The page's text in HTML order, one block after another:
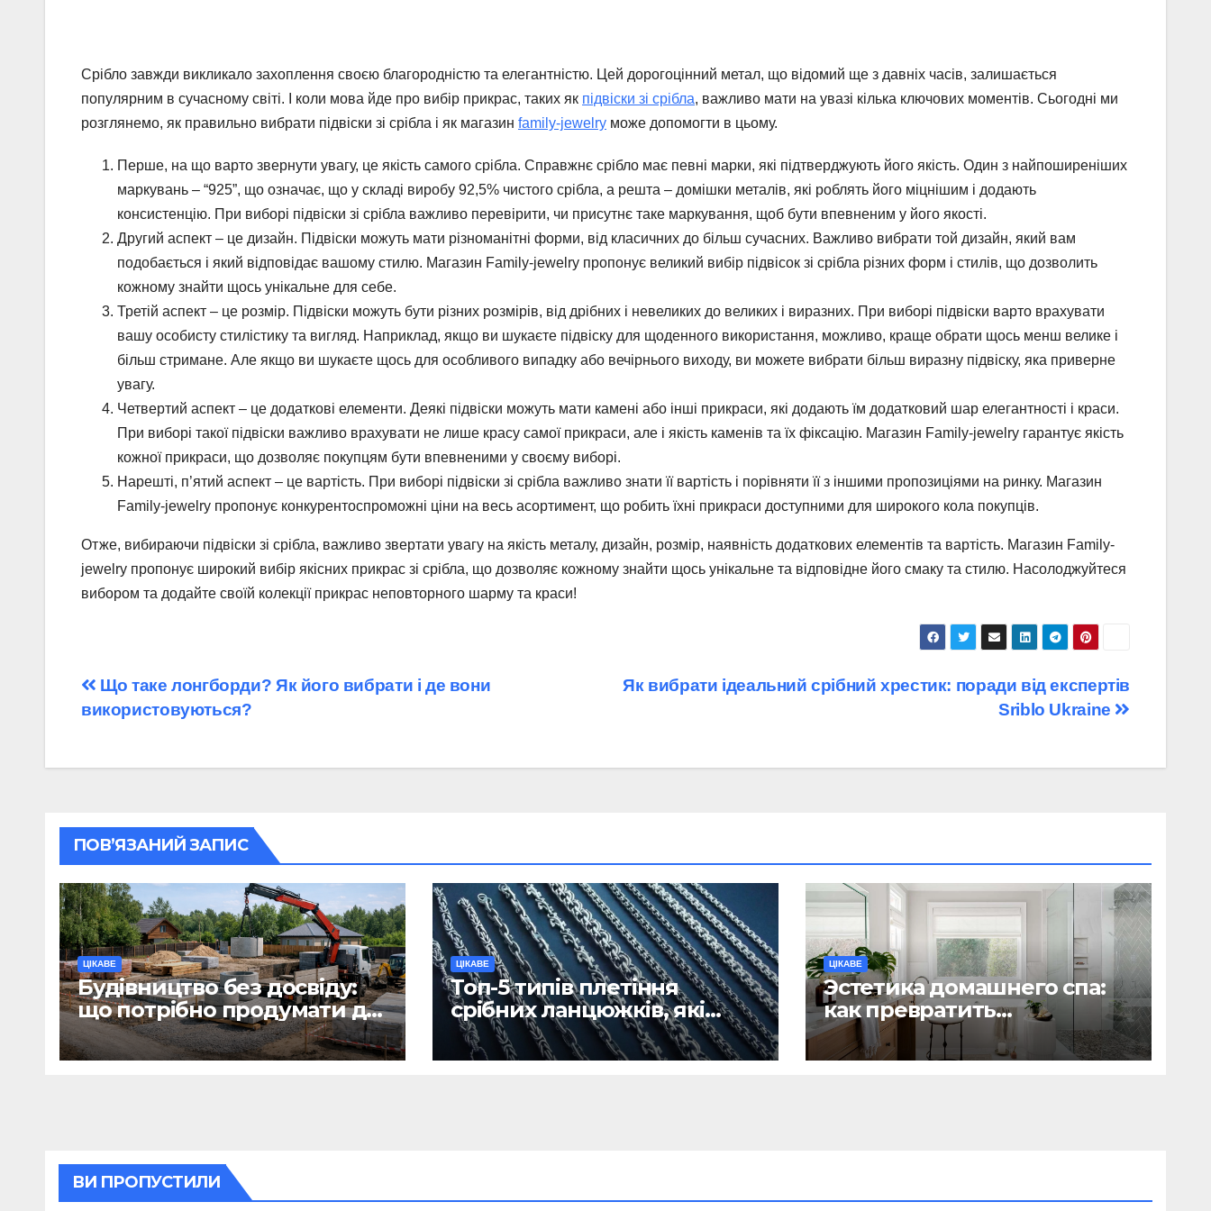
Срібло завжди викликало захоплення своєю благородністю та елегантністю. Цей дорогоцінний метал, що відомий ще з давніх часів, залишається
популярним в сучасному світі. І коли мова йде про вибір прикрас, таких як підвіски зі срібла, важливо мати на увазі кілька ключових моментів. Сьогодні ми
розглянемо, як правильно вибрати підвіски зі срібла і як магазин family-jewelry може допомогти в цьому.
Перше, на що варто звернути увагу, це якість самого срібла. Справжнє срібло має певні марки, які підтверджують його якість. Один з найпоширеніших
маркувань – “925”, що означає, що у складі виробу 92,5% чистого срібла, а решта – домішки металів, які роблять його міцнішим і додають
консистенцію. При виборі підвіски зі срібла важливо перевірити, чи присутнє таке маркування, щоб бути впевненим у його якості.
Другий аспект – це дизайн. Підвіски можуть мати різноманітні форми, від класичних до більш сучасних. Важливо вибрати той дизайн, який вам
подобається і який відповідає вашому стилю. Магазин Family-jewelry пропонує великий вибір підвісок зі срібла різних форм і стилів, що дозволить
кожному знайти щось унікальне для себе.
Третій аспект – це розмір. Підвіски можуть бути різних розмірів, від дрібних і невеликих до великих і виразних. При виборі підвіски варто врахувати
вашу особисту стилістику та вигляд. Наприклад, якщо ви шукаєте підвіску для щоденного використання, можливо, краще обрати щось менш велике і
більш стримане. Але якщо ви шукаєте щось для особливого випадку або вечірнього виходу, ви можете вибрати більш виразну підвіску, яка приверне
увагу.
Четвертий аспект – це додаткові елементи. Деякі підвіски можуть мати камені або інші прикраси, які додають їм додатковий шар елегантності і краси.
При виборі такої підвіски важливо врахувати не лише красу самої прикраси, але і якість каменів та їх фіксацію. Магазин Family-jewelry гарантує якість
кожної прикраси, що дозволяє покупцям бути впевненими у своєму виборі.
Нарешті, п’ятий аспект – це вартість. При виборі підвіски зі срібла важливо знати її вартість і порівняти її з іншими пропозиціями на ринку. Магазин
Family-jewelry пропонує конкурентоспроможні ціни на весь асортимент, що робить їхні прикраси доступними для широкого кола покупців.
Отже, вибираючи підвіски зі срібла, важливо звертати увагу на якість металу, дизайн, розмір, наявність додаткових елементів та вартість. Магазин Family-
jewelry пропонує широкий вибір якісних прикрас зі срібла, що дозволяє кожному знайти щось унікальне та відповідне його смаку та стилю. Насолоджуйтеся
вибором та додайте своїй колекції прикрас неповторного шарму та краси!
Навігація
записів
Як вибрати ідеальний срібний хрестик: поради від експертів
Sriblo Ukraine
Що таке лонгборди? Як його вибрати і де вони
використовуються?
ПОВ’ЯЗАНИЙ ЗАПИС
ЦІКАВЕ
Будівництво без досвіду:
що потрібно продумати до
першої доставки на
ділянку
ЦІКАВЕ
Топ-5 типів плетіння
срібних ланцюжків, які
вважаються
найнадійнішими
ЦІКАВЕ
Эстетика домашнего спа:
как превратить
ежедневную гигиену в
восстанавливающий
ВИ ПРОПУСТИЛИ